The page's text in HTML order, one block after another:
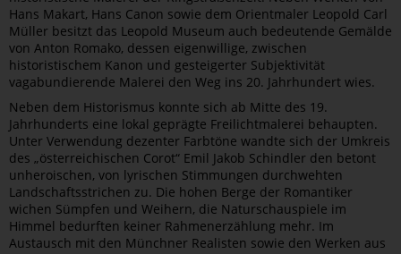
Hans Makart, Hans Canon sowie dem Orientmaler Leopold Carl
Müller besitzt das Leopold Museum auch bedeutende Gemälde
von Anton Romako, dessen eigenwillige, zwischen
historistischem Kanon und gesteigerter Subjektivität
vagabundierende Malerei den Weg ins 20. Jahrhundert wies.
Neben dem Historismus konnte sich ab Mitte des 19.
Jahrhunderts eine lokal geprägte Freilichtmalerei behaupten.
Unter Verwendung dezenter Farbtöne wandte sich der Umkreis
des „österreichischen Corot“ Emil Jakob Schindler den betont
unheroischen, von lyrischen Stimmungen durchwehten
Landschaftsstrichen zu. Die hohen Berge der Romantiker
wichen Sümpfen und Weihern, die Naturschauspiele im
Himmel bedurften keiner Rahmenerzählung mehr. Im
Austausch mit den Münchner Realisten sowie den Werken aus